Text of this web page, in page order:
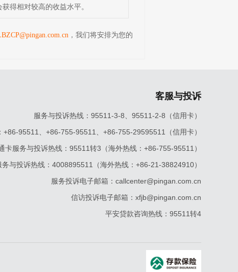
得相对较高的收益水平。
，我们将安排为您的
客服与投诉
服务与投诉热线：95511-3-8、95511-2-8（信用卡）
+86-95511、+86-755-95511、+86-755-29595511（信用卡）
卡服务与投诉热线：95511转3（海外热线：+86-755-95511）
务与投诉热线：4008895511（海外热线：+86-21-38824910）
服务投诉电子邮箱：callcenter@pingan.com.cn
信访投诉电子邮箱：xfjb@pingan.com.cn
平安贷款咨询热线：95511转4